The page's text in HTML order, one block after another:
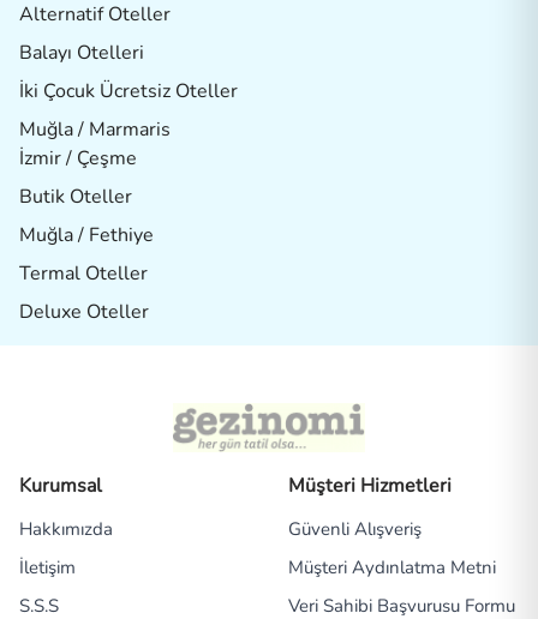
Alternatif Oteller
Balayı Otelleri
İki Çocuk Ücretsiz Oteller
Muğla / Marmaris
İzmir / Çeşme
Butik Oteller
Muğla / Fethiye
Termal Oteller
Deluxe Oteller
Kurumsal
Hakkımızda
İletişim
S.S.S
Müşteri Hizmetleri
Güvenli Alışveriş
Müşteri Aydınlatma Metni
Veri Sahibi Başvurusu Formu